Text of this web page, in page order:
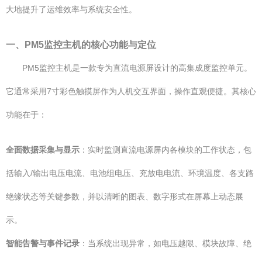
大地提升了运维效率与系统安全性。
一、PM5监控主机的核心功能与定位
PM5监控主机是一款专为直流电源屏设计的高集成度监控单元。
它通常采用7寸彩色触摸屏作为人机交互界面，操作直观便捷。其核心
功能在于：
全面数据采集与显示 ：实时监测直流电源屏内各模块的工作状态，包
括输入/输出电压电流、电池组电压、充放电电流、环境温度、各支路
绝缘状态等关键参数，并以清晰的图表、数字形式在屏幕上动态展
示。
智能告警与事件记录 ：当系统出现异常，如电压越限、模块故障、绝